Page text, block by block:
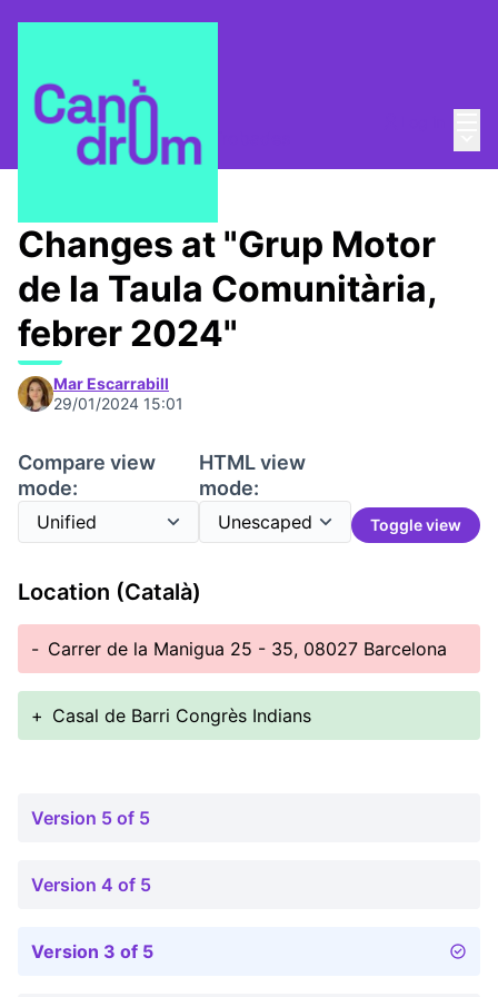
Taula Comunitària / 📅 Trobades
Changes at "Grup Motor
de la Taula Comunitària,
febrer 2024"
Mar Escarrabill
29/01/2024 15:01
Compare view
mode:
HTML view
mode:
Toggle view
Location (Català)
- Carrer de la Manigua 25 - 35, 08027 Barcelona
+ Casal de Barri Congrès Indians
Version 5 of 5
Version 4 of 5
Version 3 of 5